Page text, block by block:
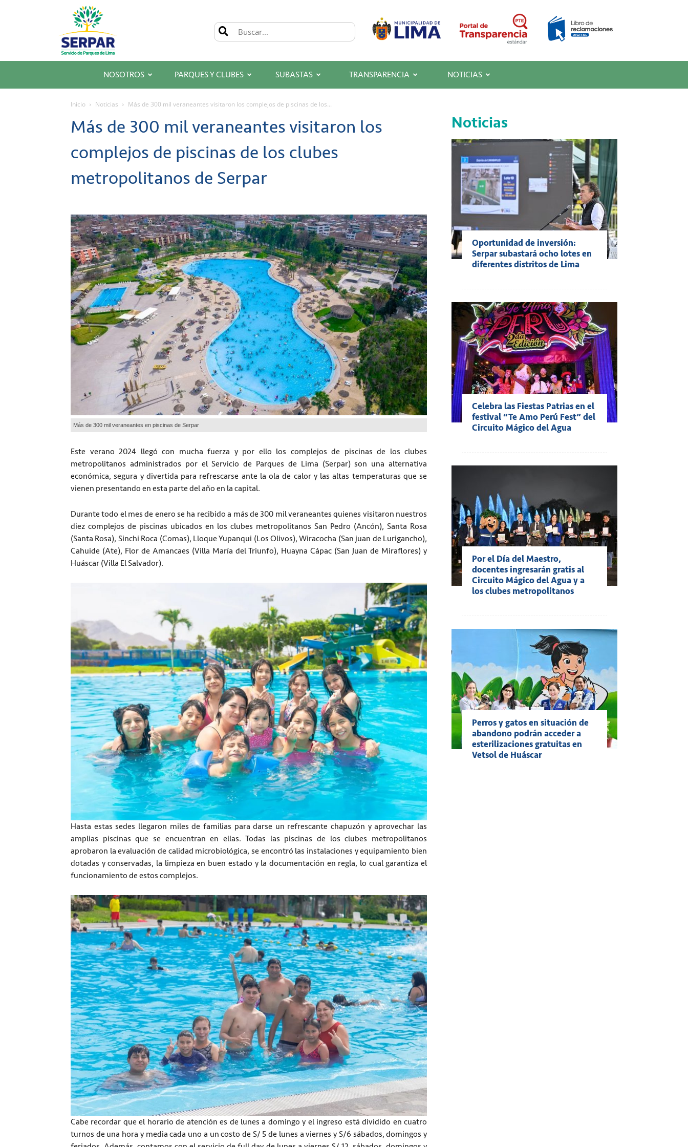
SERPAR
–
Servicio
de
Parques
de
NOSOTROS PARQUES Y CLUBES SUBASTAS TRANSPARENCIA NOTICIAS
Inicio Noticias Más de 300 mil veraneantes visitaron los complejos de piscinas de los...
Más de 300 mil veraneantes visitaron los
complejos de piscinas de los clubes
metropolitanos de Serpar
Más de 300 mil veraneantes en piscinas de Serpar
Este verano 2024 llegó con mucha fuerza y por ello los complejos de piscinas de los clubes
metropolitanos administrados por el Servicio de Parques de Lima (Serpar) son una alternativa
económica, segura y divertida para refrescarse ante la ola de calor y las altas temperaturas que se
vienen presentando en esta parte del año en la capital.
Durante todo el mes de enero se ha recibido a más de 300 mil veraneantes quienes visitaron nuestros
diez complejos de piscinas ubicados en los clubes metropolitanos San Pedro (Ancón), Santa Rosa
(Santa Rosa), Sinchi Roca (Comas), Lloque Yupanqui (Los Olivos), Wiracocha (San juan de Lurigancho),
Cahuide (Ate), Flor de Amancaes (Villa María del Triunfo), Huayna Cápac (San Juan de Miraflores) y
Huáscar (Villa El Salvador).
Hasta estas sedes llegaron miles de familias para darse un refrescante chapuzón y aprovechar las
amplias piscinas que se encuentran en ellas. Todas las piscinas de los clubes metropolitanos
aprobaron la evaluación de calidad microbiológica, se encontró las instalaciones y equipamiento bien
dotadas y conservadas, la limpieza en buen estado y la documentación en regla, lo cual garantiza el
funcionamiento de estos complejos.
Cabe recordar que el horario de atención es de lunes a domingo y el ingreso está dividido en cuatro
turnos de una hora y media cada uno a un costo de S/ 5 de lunes a viernes y S/6 sábados, domingos y
Noticias
Oportunidad de inversión:
Serpar subastará ocho lotes en
diferentes distritos de Lima
Celebra las Fiestas Patrias en el
festival “Te Amo Perú Fest” del
Circuito Mágico del Agua
Por el Día del Maestro,
docentes ingresarán gratis al
Circuito Mágico del Agua y a
los clubes metropolitanos
Perros y gatos en situación de
abandono podrán acceder a
esterilizaciones gratuitas en
Vetsol de Huáscar